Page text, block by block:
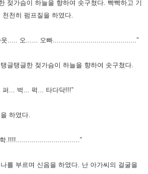
젖가슴이 하늘을 향하여 솟구쳤다. 빡빡하고 기
천히 펌프질을 하였다.
웃..... 오...... 오빠..........................................”
글탱글한 젖가슴이 하늘을 향하여 솟구쳤다.
... 벅... 퍽... 타다닥!!!”
하였다.
.!!!!................................”
를 부르며 신음을 하였다. 난 아가씨의 걸굴을